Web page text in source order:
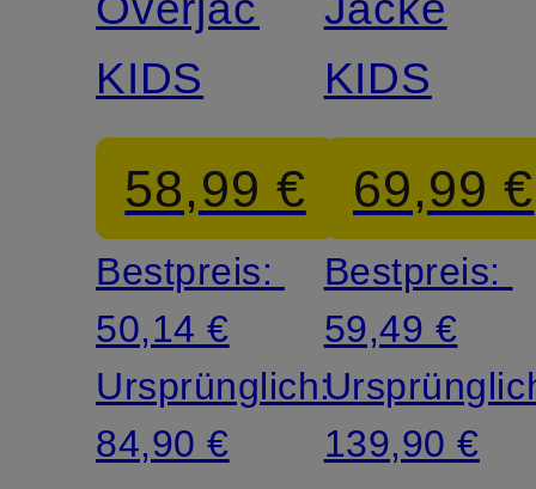
KIDS
58,99 €
Bestpreis:
50,14 €
Ursprünglich:
84,90 €
KIDS
69,99 €
Bestpreis:
59,49 €
139,90 €